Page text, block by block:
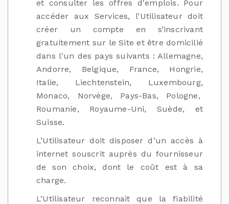
et consulter les offres d'emplois. Pour
accéder aux Services, l’Utilisateur doit
créer un compte en s’inscrivant
gratuitement sur le Site et être domicilié
dans l'un des pays suivants : Allemagne,
Andorre, Belgique, France, Hongrie,
Italie, Liechtenstein, Luxembourg,
Monaco, Norvège, Pays-Bas, Pologne,
Roumanie, Royaume-Uni, Suède, et
Suisse.
L’Utilisateur doit disposer d’un accès à
internet souscrit auprès du fournisseur
de son choix, dont le coût est à sa
charge.
L’Utilisateur reconnait que la fiabilité